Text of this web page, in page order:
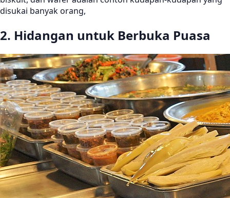
disukai banyak orang,
2. Hidangan untuk Berbuka Puasa